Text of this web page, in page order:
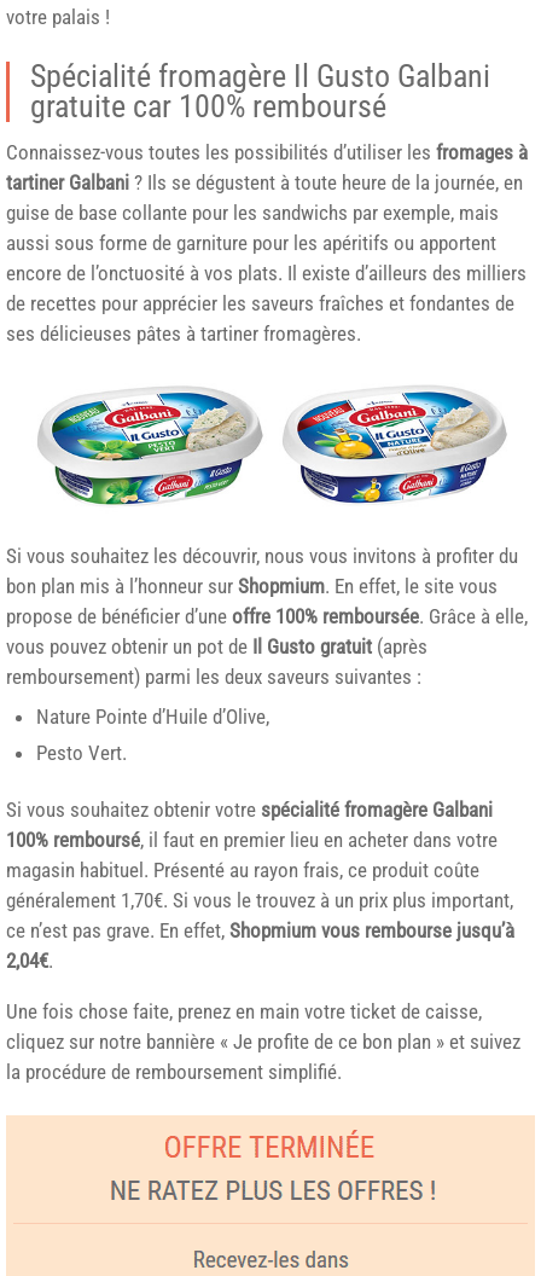
votre palais !
Spécialité fromagère Il Gusto Galbani
gratuite car 100% remboursé
Connaissez-vous toutes les possibilités d’utiliser les fromages à
tartiner Galbani ? Ils se dégustent à toute heure de la journée, en
guise de base collante pour les sandwichs par exemple, mais
aussi sous forme de garniture pour les apéritifs ou apportent
encore de l’onctuosité à vos plats. Il existe d’ailleurs des milliers
de recettes pour apprécier les saveurs fraîches et fondantes de
ses délicieuses pâtes à tartiner fromagères.
Si vous souhaitez les découvrir, nous vous invitons à profiter du
bon plan mis à l’honneur sur Shopmium. En effet, le site vous
propose de bénéficier d’une offre 100% remboursée. Grâce à elle,
vous pouvez obtenir un pot de Il Gusto gratuit (après
remboursement) parmi les deux saveurs suivantes :
Nature Pointe d’Huile d’Olive,
Pesto Vert.
Si vous souhaitez obtenir votre spécialité fromagère Galbani
100% remboursé, il faut en premier lieu en acheter dans votre
magasin habituel. Présenté au rayon frais, ce produit coûte
généralement 1,70€. Si vous le trouvez à un prix plus important,
ce n’est pas grave. En effet, Shopmium vous rembourse jusqu’à
2,04€.
Une fois chose faite, prenez en main votre ticket de caisse,
cliquez sur notre bannière « Je profite de ce bon plan » et suivez
la procédure de remboursement simplifié.